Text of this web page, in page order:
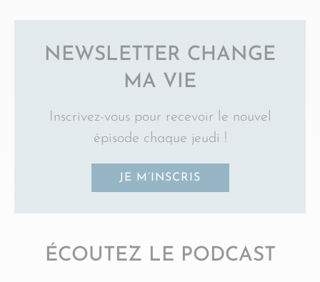
NEWSLETTER CHANGE
MA VIE
Inscrivez-vous pour recevoir le nouvel
épisode chaque jeudi !
JE M’INSCRIS
ÉCOUTEZ LE PODCAST